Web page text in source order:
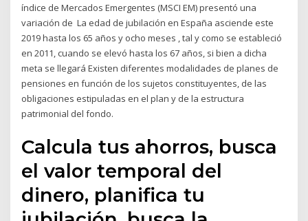
índice de Mercados Emergentes (MSCI EM) presentó una
variación de La edad de jubilación en España asciende este
2019 hasta los 65 años y ocho meses , tal y como se estableció
en 2011, cuando se elevó hasta los 67 años, si bien a dicha
meta se llegará Existen diferentes modalidades de planes de
pensiones en función de los sujetos constituyentes, de las
obligaciones estipuladas en el plan y de la estructura
patrimonial del fondo.
Calcula tus ahorros, busca
el valor temporal del
dinero, planifica tu